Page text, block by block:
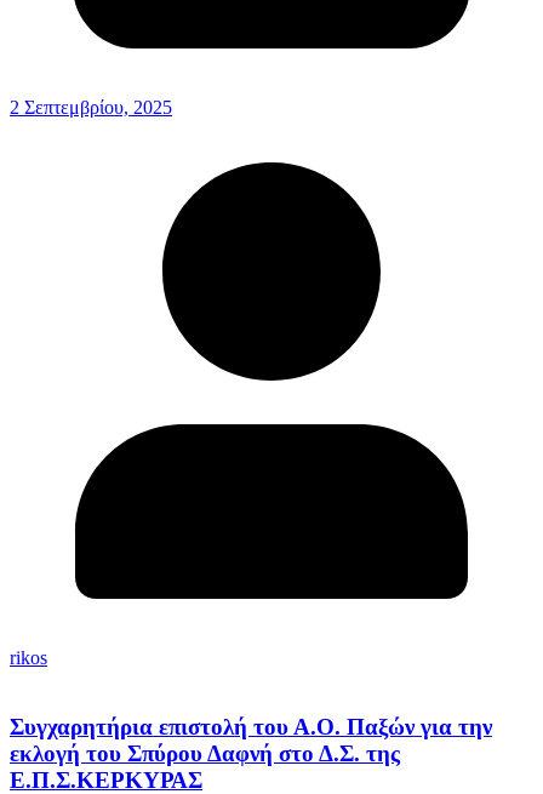
2 Σεπτεμβρίου, 2025
rikos
Συγχαρητήρια επιστολή του Α.Ο. Παξών για την
εκλογή του Σπύρου Δαφνή στο Δ.Σ. της
Ε.Π.Σ.ΚΕΡΚΥΡΑΣ